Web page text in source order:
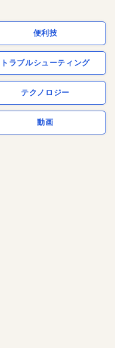
便利技
トラブルシューティング
テクノロジー
動画